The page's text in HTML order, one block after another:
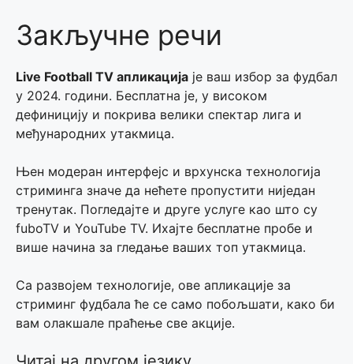
Закључне речи
Live Football TV апликација је ваш избор за фудбал
у 2024. години. Бесплатна је, у високом
дефиницију и покрива велики спектар лига и
међународних утакмица.
Њен модеран интерфејс и врхунска технологија
стриминга значе да нећете пропустити ниједан
тренутак. Погледајте и друге услуге као што су
fuboTV и YouTube TV. Ихајте бесплатне пробе и
више начина за гледање ваших топ утакмица.
Са развојем технологије, ове апликације за
стриминг фудбала ће се само побољшати, како би
вам олакшале праћење све акције.